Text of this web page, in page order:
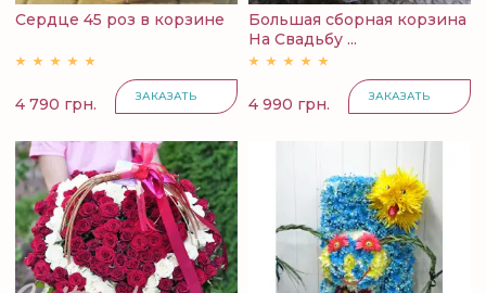
Сердце 45 роз в корзине
4 790 грн. ЗАКАЗАТЬ
Большая сборная корзина
На Свадьбу ...
4 990 грн. ЗАКАЗАТЬ